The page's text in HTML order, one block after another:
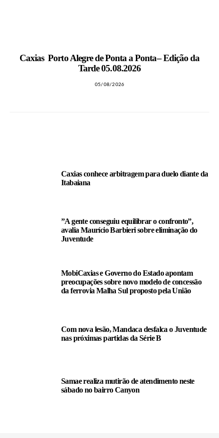
Caxias Porto Alegre de Ponta a Ponta– Edição da
Tarde 05.08.2026
05/08/2026
Caxias conhece arbitragem para duelo diante da
Itabaiana
”A gente conseguiu equilibrar o confronto”,
avalia Maurício Barbieri sobre eliminação do
Juventude
MobiCaxias e Governo do Estado apontam
preocupações sobre novo modelo de concessão
da ferrovia Malha Sul proposto pela União
Com nova lesão, Mandaca desfalca o Juventude
nas próximas partidas da Série B
Samae realiza mutirão de atendimento neste
sábado no bairro Canyon